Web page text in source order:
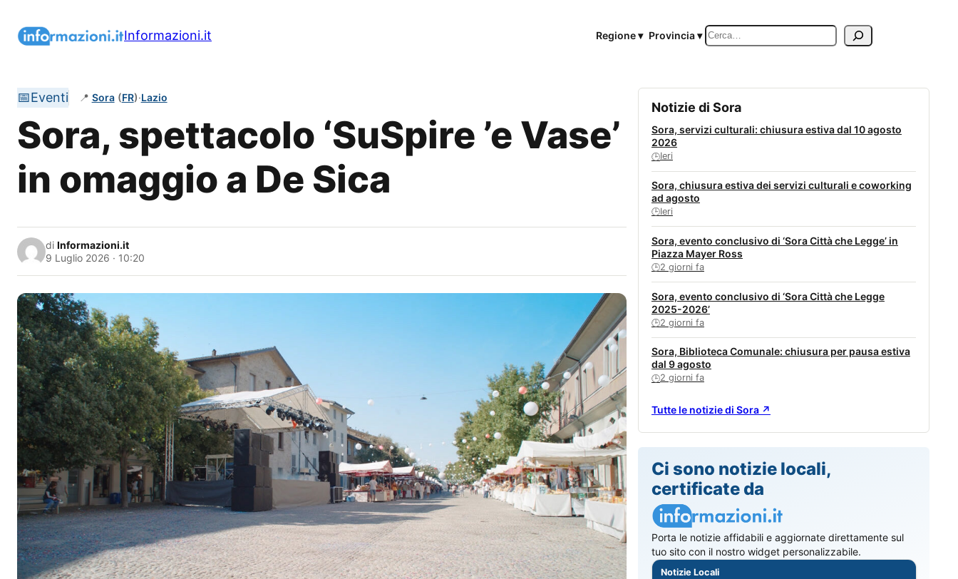
Informazioni.it Regione ▾ Provincia ▾ Cerca
📅Eventi 📍 Sora (FR)·Lazio
Sora, spettacolo ‘SuSpire ’e Vase’
in omaggio a De Sica
di Informazioni.it
9 Luglio 2026 · 10:20
Notizie di Sora
Sora, servizi culturali: chiusura estiva dal 10 agosto
2026
🕒Ieri
Sora, chiusura estiva dei servizi culturali e coworking
ad agosto
🕒Ieri
Sora, evento conclusivo di ‘Sora Città che Legge’ in
Piazza Mayer Ross
🕒2 giorni fa
Sora, evento conclusivo di ‘Sora Città che Legge
2025-2026’
🕒2 giorni fa
Sora, Biblioteca Comunale: chiusura per pausa estiva
dal 9 agosto
🕒2 giorni fa
Tutte le notizie di Sora ↗
Ci sono notizie locali,
certificate da
Porta le notizie affidabili e aggiornate direttamente sul
tuo sito con il nostro widget personalizzabile.
Notizie Locali